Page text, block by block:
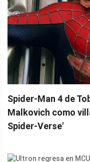
Spider-Man 4 de
Malkovich como
Spider-Verse'